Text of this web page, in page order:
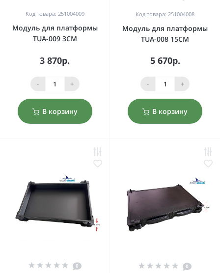
Код товара: 251004009
Модуль для платформы
TUA-009 3CM
3 870р.
- +
В корзину
Код товара: 251004008
Модуль для платформы
TUA-008 15CM
5 670р.
- +
В корзину
0 0